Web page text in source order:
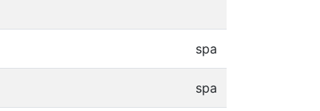
spa
spa